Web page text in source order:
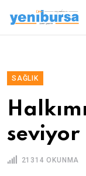
SAĞLIK
seviyor
21314 OKUNMA